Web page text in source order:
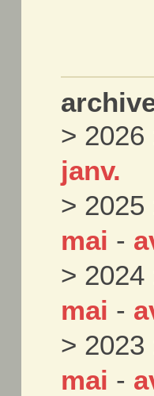
> 2026
janv.
> 2025
mai -
> 2024
mai -
> 2023
mai -